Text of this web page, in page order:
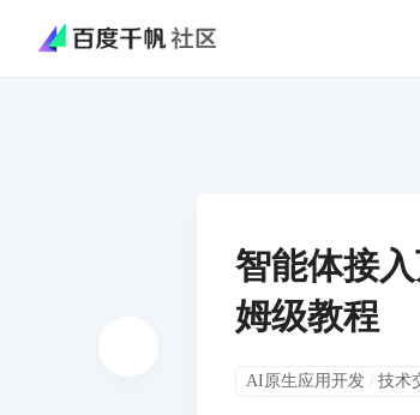
智能体接
姆级教程
AI原生应用开发 / 技术